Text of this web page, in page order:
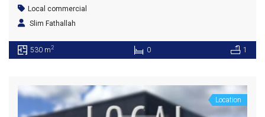
Local commercial
Slim Fathallah
530 m2 0 1
Location